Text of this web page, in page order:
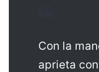
Con la
aprieta